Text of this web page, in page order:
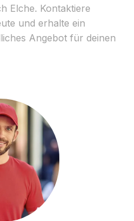
Elche. Kontaktiere
und erhalte ein
Angebot für deinen